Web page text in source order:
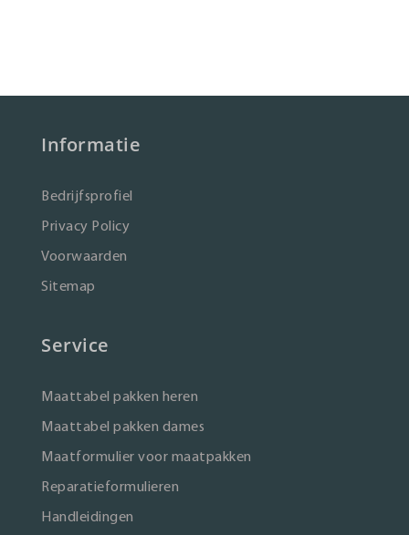
Informatie
Bedrijfsprofiel
Privacy Policy
Voorwaarden
Sitemap
Service
Maattabel pakken heren
Maattabel pakken dames
Maatformulier voor maatpakken
Reparatieformulieren
Handleidingen